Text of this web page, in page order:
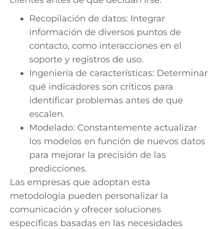
Recopilación de datos: Integrar
información de diversos puntos de
contacto, como interacciones en el
soporte y registros de uso.
Ingeniería de características: Determinar
qué indicadores son críticos para
identificar problemas antes de que
escalen.
Modelado: Constantemente actualizar
los modelos en función de nuevos datos
para mejorar la precisión de las
predicciones.
Las empresas que adoptan esta
metodología pueden personalizar la
comunicación y ofrecer soluciones
específicas basadas en las necesidades